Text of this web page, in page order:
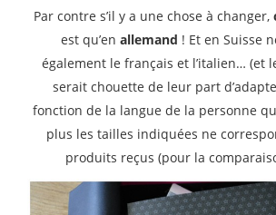
Par contre s’il y a une chose à changer,
est qu’en allemand ! Et en Suisse
également le français et l’italien… (et
serait chouette de leur part
fonction de la langue de la personne
plus les tailles indiquées ne
produits reçus (pour la